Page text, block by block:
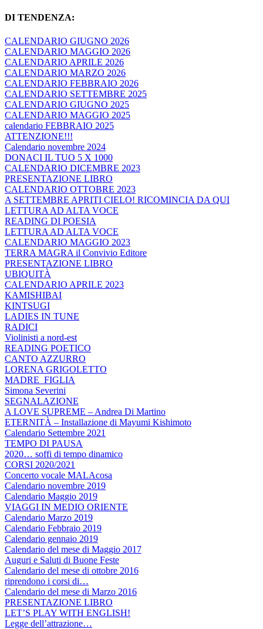
DI TENDENZA:
CALENDARIO GIUGNO 2026
CALENDARIO MAGGIO 2026
CALENDARIO APRILE 2026
CALENDARIO MARZO 2026
CALENDARIO FEBBRAIO 2026
CALENDARIO SETTEMBRE 2025
CALENDARIO GIUGNO 2025
CALENDARIO MAGGIO 2025
calendario FEBBRAIO 2025
ATTENZIONE!!!
Calendario novembre 2024
DONACI IL TUO 5 X 1000
CALENDARIO DICEMBRE 2023
PRESENTAZIONE LIBRO
CALENDARIO OTTOBRE 2023
A SETTEMBRE APRITI CIELO! RICOMINCIA DA QUI
LETTURA AD ALTA VOCE
READING DI POESIA
LETTURA AD ALTA VOCE
CALENDARIO MAGGIO 2023
TERRA MAGRA il Convivio Editore
PRESENTAZIONE LIBRO
UBIQUITÀ
CALENDARIO APRILE 2023
KAMISHIBAI
KINTSUGI
LADIES IN TUNE
RADICI
Violinisti a nord-est
READING POETICO
CANTO AZZURRO
LORENA GRIGOLETTO
MADRE_FIGLIA
Simona Severini
SEGNALAZIONE
A LOVE SUPREME – Andrea Di Martino
ETERNITÀ – Installazione di Mayumi Kishimoto
Calendario Settembre 2021
TEMPO DI PAUSA
2020… soffi di tempo dinamico
CORSI 2020/2021
Concerto vocale MALAcosa
Calendario novembre 2019
Calendario Maggio 2019
VIAGGI IN MEDIO ORIENTE
Calendario Marzo 2019
Calendario Febbraio 2019
Calendario gennaio 2019
Calendario del mese di Maggio 2017
Auguri e Saluti di Buone Feste
Calendario del mese di ottobre 2016
riprendono i corsi di…
Calendario del mese di Marzo 2016
PRESENTAZIONE LIBRO
LET’S PLAY WITH ENGLISH!
Legge dell’attrazione…